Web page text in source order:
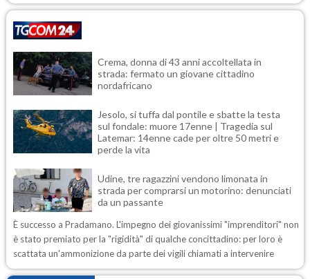
Crema, donna di 43 anni accoltellata in
strada: fermato un giovane cittadino
nordafricano
Jesolo, si tuffa dal pontile e sbatte la testa
sul fondale: muore 17enne | Tragedia sul
Latemar: 14enne cade per oltre 50 metri e
perde la vita
Udine, tre ragazzini vendono limonata in
strada per comprarsi un motorino: denunciati
da un passante
È successo a Pradamano. L'impegno dei giovanissimi "imprenditori" non
è stato premiato per la "rigidità" di qualche concittadino: per loro è
scattata un'ammonizione da parte dei vigili chiamati a intervenire